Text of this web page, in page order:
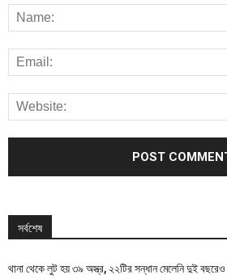
সর্বশেষ
থানা থেকে লুট হয় ৩৯ অস্ত্র, ২২টির সন্ধান মেলেনি দুই বছরেও